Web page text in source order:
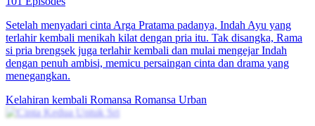
Cinta yang sulit didapat
Romansa Romansa Urban
Cinta Pertama dan Sejati
Setelah lulus SMA, kakek Tina Asri menghubungi ibunya yang